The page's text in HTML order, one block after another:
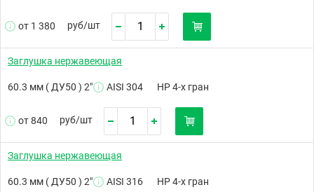
от 1 380 руб/шт
Заглушка нержавеющая
60.3 мм ( ДУ50 ) 2" AISI 304 НР 4-х гран
от 840 руб/шт
Заглушка нержавеющая
60.3 мм ( ДУ50 ) 2" AISI 316 НР 4-х гран